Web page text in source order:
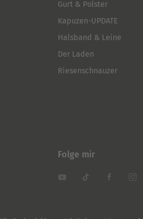
Gurt & Polster
Kapuzen-UPDATE
Halsband & Leine
Der Laden
Riesenschnauzer
Folge mir